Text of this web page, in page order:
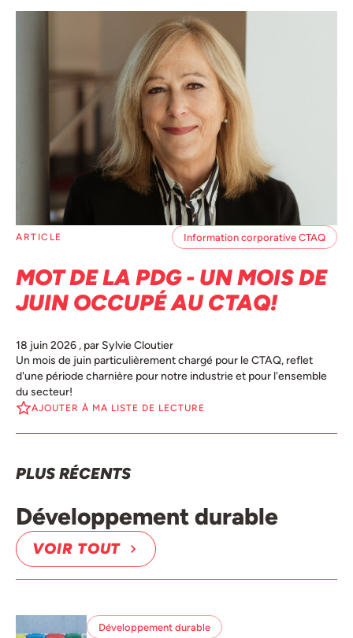
ARTICLE Information corporative CTAQ
MOT DE LA PDG - UN MOIS DE
JUIN OCCUPÉ AU CTAQ!
18 juin 2026 , par Sylvie Cloutier
Un mois de juin particulièrement chargé pour le CTAQ, reflet
d'une période charnière pour notre industrie et pour l'ensemble
du secteur!
AJOUTER À MA LISTE DE LECTURE
PLUS RÉCENTS
Développement durable
VOIR TOUT
Développement durable